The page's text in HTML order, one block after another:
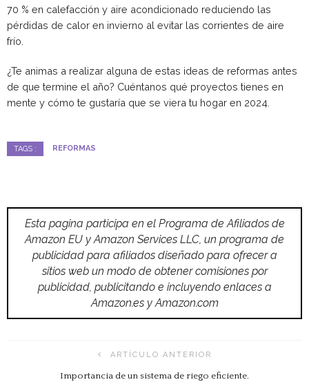
70 % en calefacción y aire acondicionado reduciendo las
pérdidas de calor en invierno al evitar las corrientes de aire
frío.
¿Te animas a realizar alguna de estas ideas de reformas antes
de que termine el año? Cuéntanos qué proyectos tienes en
mente y cómo te gustaría que se viera tu hogar en 2024.
TAGS : REFORMAS
Esta pagina participa en el Programa de Afiliados de
Amazon EU y Amazon Services LLC, un programa de
publicidad para afiliados diseñado para ofrecer a
sitios web un modo de obtener comisiones por
publicidad, publicitando e incluyendo enlaces a
Amazon.es y Amazon.com
ARTÍCULO ANTERIOR
Importancia de un sistema de riego eficiente.